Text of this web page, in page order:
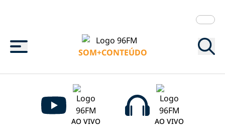
Menu
SOM+CONTEÚDO
AO VIVO AO VIVO